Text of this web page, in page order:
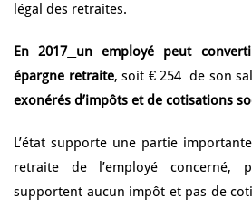
légal des retraites.
En 2017 un employé peut
épargne retraite, soit € 254 de son
exonérés d’impôts et de cotisations
L’état supporte une partie
retraite de l’employé concerné,
supportent aucun impôt et pas de